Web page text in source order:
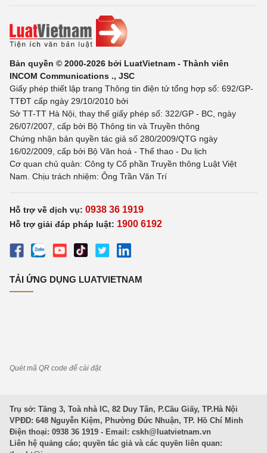
Bản quyền © 2000-2026 bởi LuatVietnam - Thành viên
INCOM Communications ., JSC
Giấy phép thiết lập trang Thông tin điện tử tổng hợp số: 692/GP-
TTĐT cấp ngày 29/10/2010 bởi
Sở TT-TT Hà Nội, thay thế giấy phép số: 322/GP - BC, ngày
26/07/2007, cấp bởi Bộ Thông tin và Truyền thông
Chứng nhận bản quyền tác giả số 280/2009/QTG ngày
16/02/2009, cấp bởi Bộ Văn hoá - Thể thao - Du lịch
Cơ quan chủ quản: Công ty Cổ phần Truyền thông Luật Việt
Nam. Chịu trách nhiệm: Ông Trần Văn Trí
Hỗ trợ về dịch vụ: 0938 36 1919
Hỗ trợ giải đáp pháp luật: 1900 6192
TẢI ỨNG DỤNG LUATVIETNAM
Quét mã QR code để cài đặt
Trụ sở: Tầng 3, Toà nhà IC, 82 Duy Tân, P.Cầu Giấy, TP.Hà Nội
VPĐD: 648 Nguyễn Kiệm, Phường Đức Nhuận, TP. Hồ Chí Minh
Điện thoại: 0938 36 1919 - Email: cskh@luatvietnam.vn
Liên hệ quảng cáo; quyền tác giả và các quyền liên quan: